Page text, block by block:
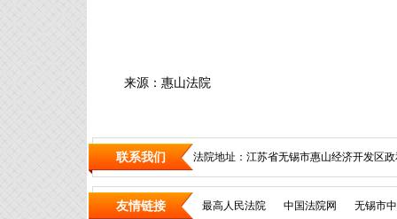
来源：惠山法院
联系我们 法院地址：江苏省无锡市惠山经济开发
友情链接 最高人民法院 中国法院网 无锡市